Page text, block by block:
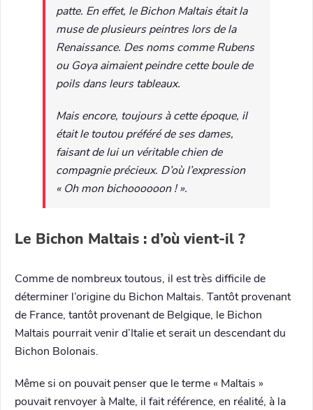
patte. En effet, le Bichon Maltais était la
muse de plusieurs peintres lors de la
Renaissance. Des noms comme Rubens
ou Goya aimaient peindre cette boule de
poils dans leurs tableaux.
Mais encore, toujours à cette époque, il
était le toutou préféré de ses dames,
faisant de lui un véritable chien de
compagnie précieux. D’où l’expression
« Oh mon bichoooooon ! ».
Le Bichon Maltais : d’où vient-il ?
Comme de nombreux toutous, il est très difficile de
déterminer l’origine du Bichon Maltais. Tantôt provenant
de France, tantôt provenant de Belgique, le Bichon
Maltais pourrait venir d’Italie et serait un descendant du
Bichon Bolonais.
Même si on pouvait penser que le terme « Maltais »
pouvait renvoyer à Malte, il fait référence, en réalité, à la